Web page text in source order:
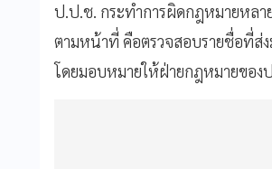
ป.ป.ช. กระทำการผิดกฎหมายหลา
ตามหน้าที่ คือตรวจสอบรายชื่อที่ส่
โดยมอบหมายให้ฝ่ายกฎหมายของ